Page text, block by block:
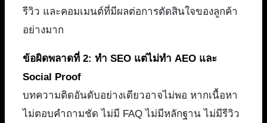
รีวิว และคอมเมนต์ที่มีผลต่อการตัดสินใจของลูกค้า
อย่างมาก
ข้อผิดพลาดที่ 2: ทำ SEO แต่ไม่ทำ AEO และ
Social Proof
บทความติดอันดับอย่างเดียวอาจไม่พอ หากเนื้อหา
ไม่ตอบคำถามชัด ไม่มี FAQ ไม่มีหลักฐาน ไม่มีรีวิว